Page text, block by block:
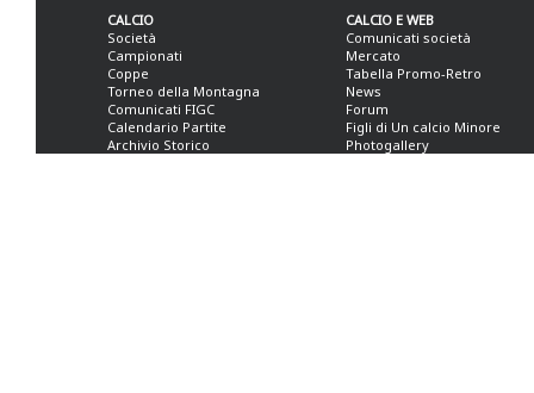
CALCIO
Società
Campionati
Coppe
Torneo della Montagna
Comunicati FIGC
Calendario Partite
Archivio Storico
CALCIO E WEB
Comunicati società
Mercato
Tabella Promo-Retro
News
Forum
Figli di Un calcio Minore
Photogallery